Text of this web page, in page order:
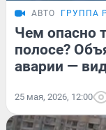
АВТО ГРУППА
Чем опасно
полосе?
аварии —
25 мая, 2026, 12:00